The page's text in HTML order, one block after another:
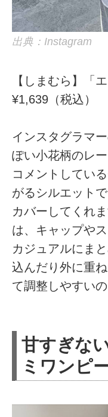
出典：Instagram
【しまむら】「
¥1,639（税込）
インスタグラマ
ぽい小花柄のレ
コメントしてい
がるシルエット
カバーしてくれ
は、キャップや
カジュアルにま
込んだり外に重
て調整しやすいの
甘すぎな
ミワンピ